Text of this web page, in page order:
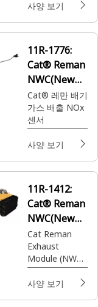
사양 보기
11R-1776:
Cat® Reman
NWC(New
with Core)
NOx 센서
Cat® 레만 배기
가스 배출 NOx
센서
사양 보기
11R-1412:
Cat® Reman
NWC(New
with Core) 배
기 모듈
Cat Reman
Exhaust
Module (NWC)
(CEM) (Tier 4
Emissions)
사양 보기